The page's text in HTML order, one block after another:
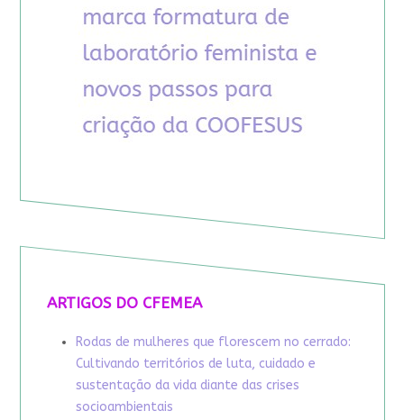
ARTIGOS DO CFEMEA
Rodas de mulheres que florescem no cerrado:
Cultivando territórios de luta, cuidado e
sustentação da vida diante das crises
socioambientais